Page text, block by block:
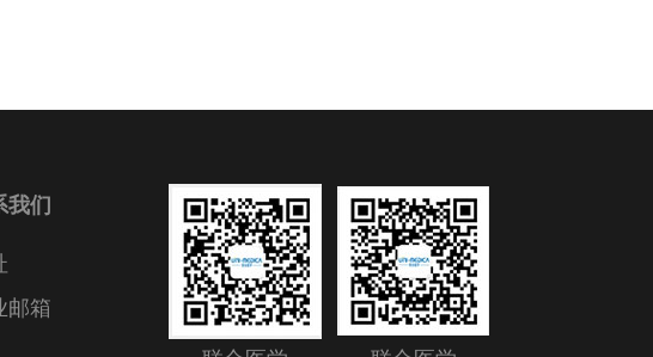
我们
邮箱